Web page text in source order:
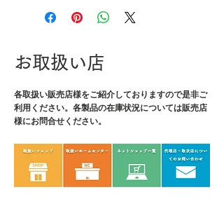
・軸対辺：6.35mm
・全長：90mm
・幅：19mm
・厚さ：23mm
・重量：80g
・材質：ビット/炭素鋼、ビット
ホルダー/エラストマー
お取扱い店
各取扱い販売店様をご紹介しておりますので是非ご
利用ください。各製品の在庫状況については販売店
様にお問合せください。